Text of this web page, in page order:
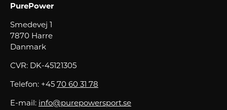
PurePower
Smedevej 1
7870 Harre
Danmark
CVR: DK-45121305
Telefon: +45 70 60 31 78
E-mail: info@purepowersport.se